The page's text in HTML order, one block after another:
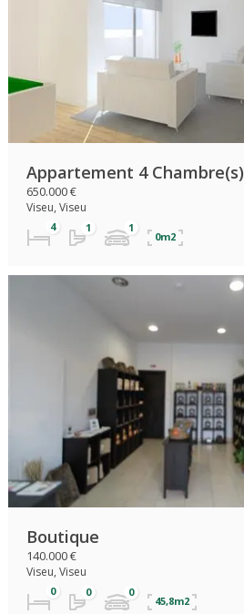
Appartement 4 Chambre(s)
650.000 €
Viseu, Viseu
0m2
Boutique
140.000 €
Viseu, Viseu
45,8m2